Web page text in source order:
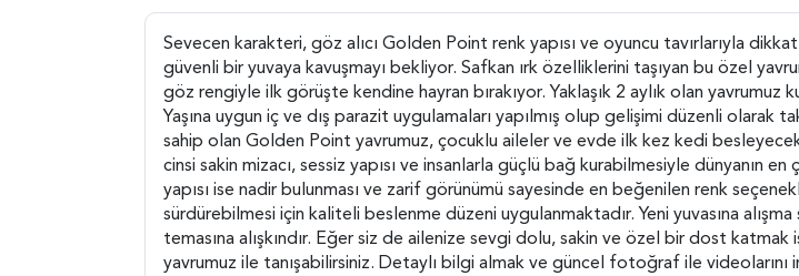
Sevecen karakteri, göz alıcı Golden Point renk yapısı ve oyuncu tavırlarıyla
güvenli bir yuvaya kavuşmayı bekliyor. Safkan ırk özelliklerini taşıyan bu özel
göz rengiyle ilk görüşte kendine hayran bırakıyor. Yaklaşık 2 aylık olan yavrumuz
Yaşına uygun iç ve dış parazit uygulamaları yapılmış olup gelişimi düzenli
sahip olan Golden Point yavrumuz, çocuklu aileler ve evde ilk kez kedi
cinsi sakin mizacı, sessiz yapısı ve insanlarla güçlü bağ kurabilmesiyle dünyanın
yapısı ise nadir bulunması ve zarif görünümü sayesinde en beğenilen renk
sürdürebilmesi için kaliteli beslenme düzeni uygulanmaktadır. Yeni yuvasına
temasına alışkındır. Eğer siz de ailenize sevgi dolu, sakin ve özel bir dost
yavrumuz ile tanışabilirsiniz. Detaylı bilgi almak ve güncel fotoğraf ile